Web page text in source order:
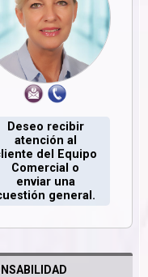
Deseo recibir
atención al
del Equipo
Comercial o
enviar una
general.